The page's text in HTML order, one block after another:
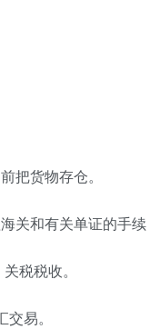
把货物存仓。
关和有关单证的手续
税税收。
易。